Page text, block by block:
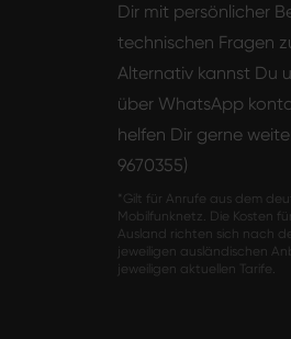
Dir mit persönlicher
technischen Fragen
Alternativ kannst Du
über WhatsApp
helfen Dir gerne
9670355)
*Gilt für Anrufe aus dem
Mobilfunknetz. Die Kosten
Ausland richten sich nach
jeweiligen ausländischen
jeweiligen aktuellen Tarife.